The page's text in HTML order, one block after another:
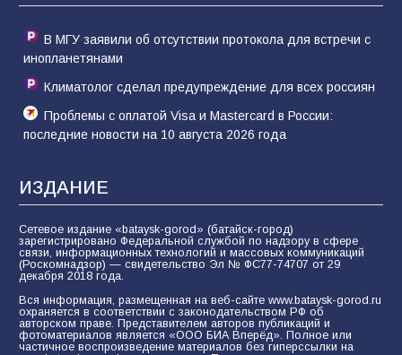
В МГУ заявили об отсутствии протокола для встречи с
инопланетянами
Климатолог сделал предупреждение для всех россиян
Проблемы с оплатой Visa и Mastercard в России:
последние новости на 10 августа 2026 года
ИЗДАНИЕ
Сетевое издание «bataysk-gorod» (батайск-город)
зарегистрировано Федеральной службой по надзору в сфере
связи, информационных технологий и массовых коммуникаций
(Роскомнадзор) — свидетельство Эл № ФС77-74707 от 29
декабря 2018 года.
Вся информация, размещенная на веб-сайте www.bataysk-gorod.ru
охраняется в соответствии с законодательством РФ об
авторском праве. Представителем авторов публикаций и
фотоматериалов является «ООО БИА Вперёд». Полное или
частичное воспроизведение материалов без гиперссылки на